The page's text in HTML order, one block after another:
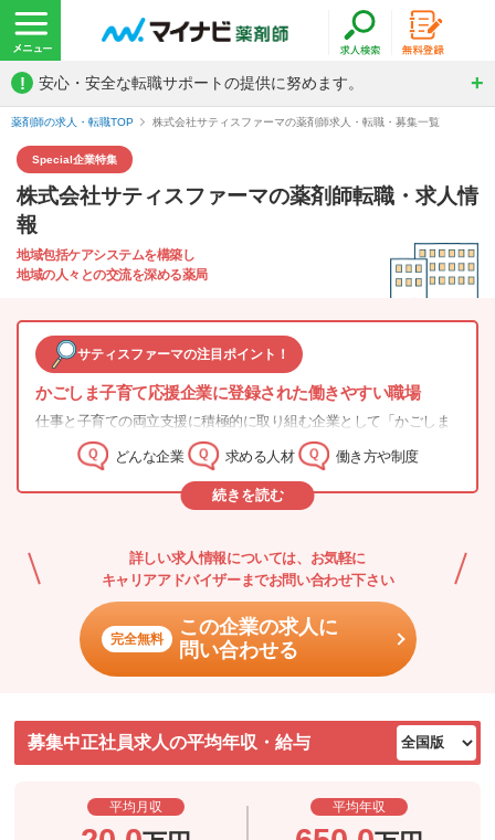
! 安心・安全な転職サポートの提供に努めます。
薬剤師の求人・転職TOP 株式会社サティスファーマの薬剤師求人・転職・募集一覧
Special企業特集
株式会社サティスファーマの薬剤師転職・求人情
報
地域包括ケアシステムを構築し
地域の人々との交流を深める薬局
サティスファーマの注目ポイント！
かごしま子育て応援企業に登録された働きやすい職場
仕事と子育ての両立支援に積極的に取り組む企業として「かごしま
子育て応援企業」に登録しています。 市内を中心にドミナント展開
を行っているので、ヘルプ体制が整っており、子育てやプライベー
トを充実させたい方にはぴったりの職場といえます。
産前産後休暇、育児休暇はもちろん、育休から復帰しても働きやす
経ても職場復帰しやすいよう、時短勤務や病児看護休暇などのフォ
ロー制度を利用することができます。
どんな企業 求める人材 働き方や制度
続きを読む
詳しい求人情報については、お気軽に
キャリアアドバイザーまでお問い合わせ下さい
完全無料
この企業の求人に
問い合わせる
募集中正社員求人の平均年収・給与
平均月収 平均年収